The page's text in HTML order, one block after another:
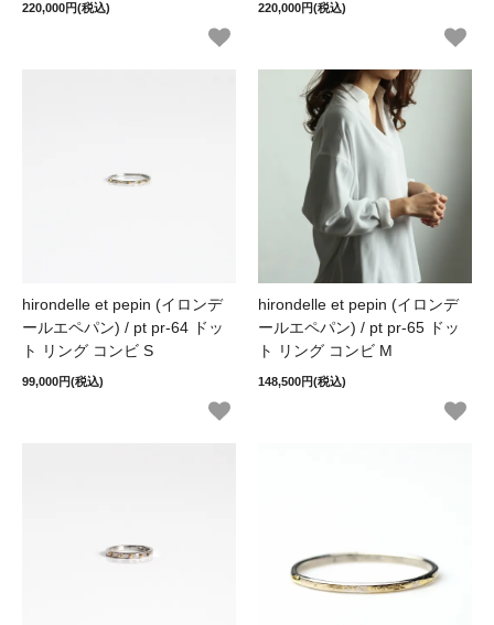
220,000円(税込) 220,000円(税込)
hirondelle et pepin (イロンデ
ールエペパン) / pt pr-64 ドッ
ト リング コンビ S
99,000円(税込)
hirondelle et pepin (イロンデ
ールエペパン) / pt pr-65 ドッ
ト リング コンビ M
148,500円(税込)